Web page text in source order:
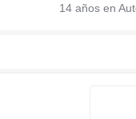
14 años en